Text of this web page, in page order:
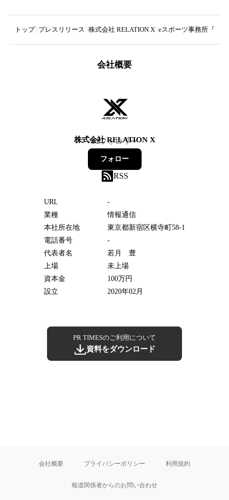
トップ プレスリリース 株式会社 RELATION X eスポーツ事務所『株
会社概要
株式会社 RELATION X
11フォロワー
フォロー
RSS
URL
-
業種
情報通信
本社所在地
東京都新宿区横寺町58‐1
電話番号
-
代表者名
若月 豊
上場
未上場
資本金
100万円
設立
2020年02月
PR TIMESのご利用について
資料をダウンロード
会社概要 プライバシーポリシー 利用規約
報道関係者からのお問い合わせ